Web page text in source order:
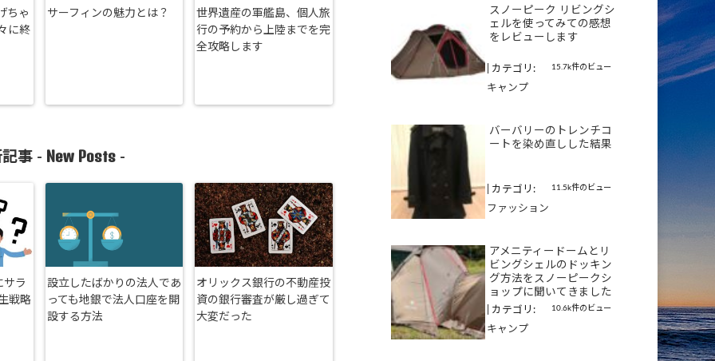
ちゃ
に終
サーフィンの魅力とは？
世界遺産の軍艦島、個人旅
行の予約から上陸までを完
全攻略します
事 - New Posts -
サラ
戦略
設立したばかりの法人であ
っても地銀で法人口座を開
設する方法
オリックス銀行の不動産投
資の銀行審査が厳し過ぎて
大変だった
スノーピーク リビングシ
ェルを使ってみての感想
をレビューします
15.7k件のビュー
カテゴリ:
キャンプ
バーバリーのトレンチコ
ートを染め直しした結果
11.5k件のビュー
カテゴリ:
ファッション
アメニティードームとリ
ビングシェルのドッキン
グ方法をスノーピークシ
ョップに聞いてきました
10.6k件のビュー
カテゴリ:
キャンプ